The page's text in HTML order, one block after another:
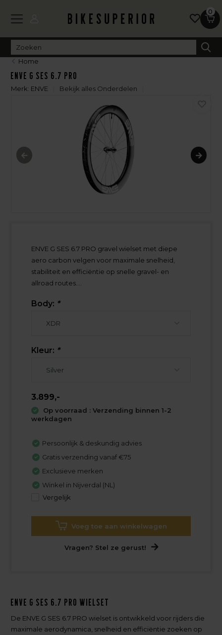
0
Home
Enve G SES 6.7 PRO
Merk: ENVE Bekijk alles Onderdelen
ENVE G SES 6.7 PRO gravel wielset met diepe
aero carbon velgen voor maximale snelheid,
stabiliteit en efficiëntie op snelle gravel- en
allroad routes....
Body: *
Kleur: *
3.899,-
Op voorraad : Verzending binnen 1-2
werkdagen
Persoonlijk & deskundig advies
Gratis verzending vanaf €75
Exclusieve merken
Winkel in Nijverdal (NL)
Vergelijk
Voeg toe aan winkelwagen
Vragen? Stel ze gerust!
ENVE G SES 6.7 PRO Wielset
De ENVE G SES 6.7 PRO wielset is ontwikkeld voor rijders die
maximale aerodynamica, snelheid en efficiëntie zoeken op